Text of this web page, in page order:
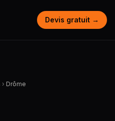
Devis gratuit →
› Drôme